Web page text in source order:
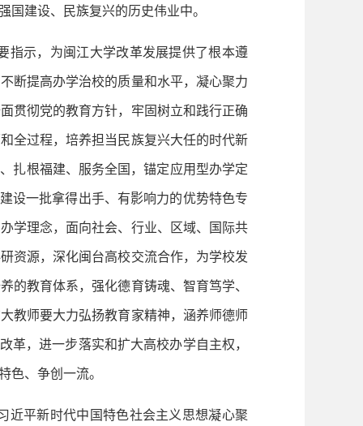
建设、民族复兴的历史伟业中。
示，为闽江大学改革发展提供了根本遵
断提高办学治校的质量和水平，凝心聚力
贯彻党的教育方针，牢固树立和践行正确
全过程，培养担当民族复兴大任的时代新
扎根福建、服务全国，锚定应用型办学定
设一批拿得出手、有影响力的优势特色专
学理念，面向社会、行业、区域、国际共
资源，深化闽台高校交流合作，为学校发
的教育体系，强化德育铸魂、智育笃学、
教师要大力弘扬教育家精神，涵养师德师
革，进一步落实和扩大高校办学自主权，
色、争创一流。
平新时代中国特色社会主义思想凝心聚